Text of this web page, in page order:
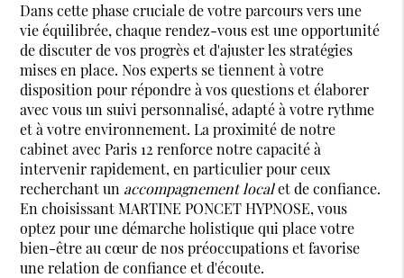
Dans cette phase cruciale de votre parcours vers une
vie équilibrée, chaque rendez-vous est une opportunité
de discuter de vos progrès et d'ajuster les stratégies
mises en place. Nos experts se tiennent à votre
disposition pour répondre à vos questions et élaborer
avec vous un suivi personnalisé, adapté à votre rythme
et à votre environnement. La proximité de notre
cabinet avec Paris 12 renforce notre capacité à
intervenir rapidement, en particulier pour ceux
recherchant un accompagnement localet de confiance.
En choisissant MARTINE PONCET HYPNOSE, vous
optez pour une démarche holistique qui place votre
bien-être au cœur de nos préoccupations et favorise
une relation de confiance et d'écoute.